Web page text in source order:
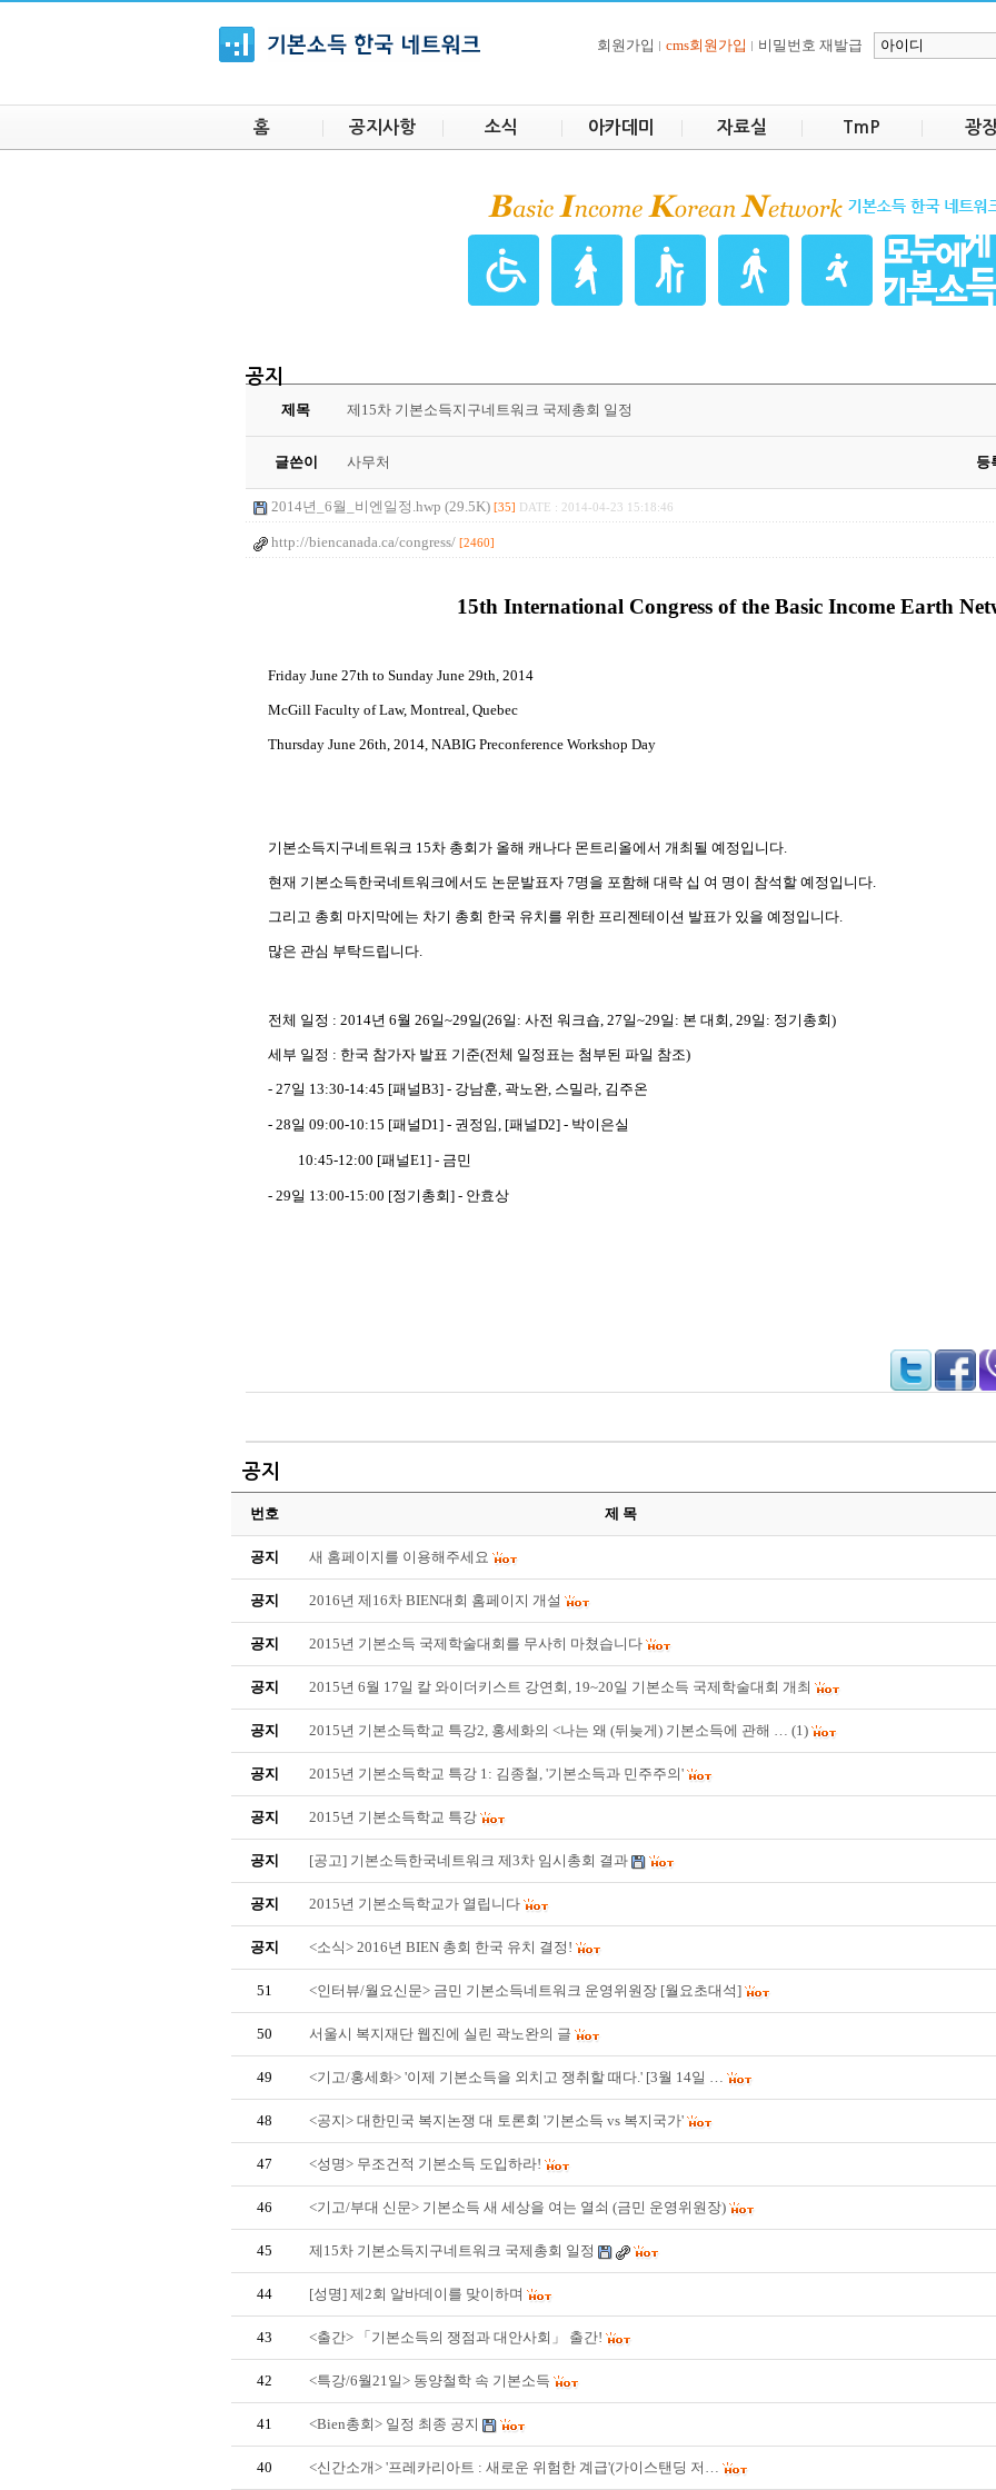
회원가입 cms회원가입 비밀번호 재발급
홈 공지사항 소식 아카데미 자료실 TmP 광
공지
제목 제15차 기본소득지구네트워크 국제총회 일정
글쓴이 사무처 등
2014년_6월_비엔일정.hwp (29.5K) [35] DATE : 2014-04-23 15:18:46
http://biencanada.ca/congress/ [2460]
15th International Congress of the Basic Income Earth
Friday June 27th to Sunday June 29th, 2014
McGill Faculty of Law, Montreal, Quebec
Thursday June 26th, 2014, NABIG Preconference Workshop Day
기본소득지구네트워크 15차 총회가 올해 캐나다 몬트리올에서 개최될 예정입니다.
현재 기본소득한국네트워크에서도 논문발표자 7명을 포함해 대략 십 여 명이 참석할 예정입니다.
그리고 총회 마지막에는 차기 총회 한국 유치를 위한 프리젠테이션 발표가 있을 예정입니다.
많은 관심 부탁드립니다.
전체 일정 : 2014년 6월 26일~29일(26일: 사전 워크숍, 27일~29일: 본 대회, 29일: 정기총회)
세부 일정 : 한국 참가자 발표 기준(전체 일정표는 첨부된 파일 참조)
- 27일 13:30-14:45 [패널B3] - 강남훈, 곽노완, 스밀라, 김주온
- 28일 09:00-10:15 [패널D1] - 권정임, [패널D2] - 박이은실
10:45-12:00 [패널E1] - 금민
- 29일 13:00-15:00 [정기총회] - 안효상
공지
번호 제 목
공지 새 홈페이지를 이용해주세요
공지 2016년 제16차 BIEN대회 홈페이지 개설
공지 2015년 기본소득 국제학술대회를 무사히 마쳤습니다
공지 2015년 6월 17일 칼 와이더키스트 강연회, 19~20일 기본소득 국제학술대회 개최
공지 2015년 기본소득학교 특강2, 홍세화의 <나는 왜 (뒤늦게) 기본소득에 관해 … (1)
공지 2015년 기본소득학교 특강 1: 김종철, '기본소득과 민주주의'
공지 2015년 기본소득학교 특강
공지 [공고] 기본소득한국네트워크 제3차 임시총회 결과
공지 2015년 기본소득학교가 열립니다
공지 <소식> 2016년 BIEN 총회 한국 유치 결정!
51 <인터뷰/월요신문> 금민 기본소득네트워크 운영위원장 [월요초대석]
50 서울시 복지재단 웹진에 실린 곽노완의 글
49 <기고/홍세화> '이제 기본소득을 외치고 쟁취할 때다.' [3월 14일 …
48 <공지> 대한민국 복지논쟁 대 토론회 '기본소득 vs 복지국가'
47 <성명> 무조건적 기본소득 도입하라!
46 <기고/부대 신문> 기본소득 새 세상을 여는 열쇠 (금민 운영위원장)
45 제15차 기본소득지구네트워크 국제총회 일정
44 [성명] 제2회 알바데이를 맞이하며
43 <출간> 「기본소득의 쟁점과 대안사회」 출간!
42 <특강/6월21일> 동양철학 속 기본소득
41 <Bien총회> 일정 최종 공지
40 <신간소개> '프레카리아트 : 새로운 위험한 계급'(가이스탠딩 저…